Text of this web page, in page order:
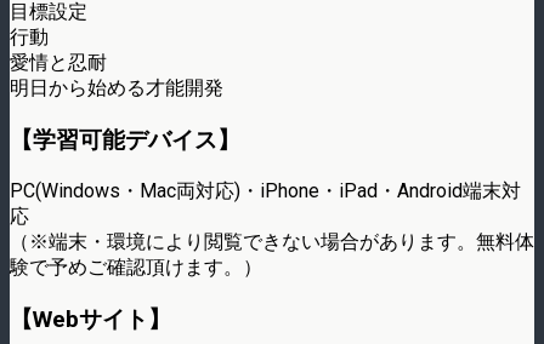
目標設定
行動
愛情と忍耐
明日から始める才能開発
【学習可能デバイス】
PC(Windows・Mac両対応)・iPhone・iPad・Android端末対
応
（※端末・環境により閲覧できない場合があります。無料体
験で予めご確認頂けます。）
【Webサイト】